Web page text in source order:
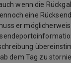
wenn die
eine
er
dem Tag zu